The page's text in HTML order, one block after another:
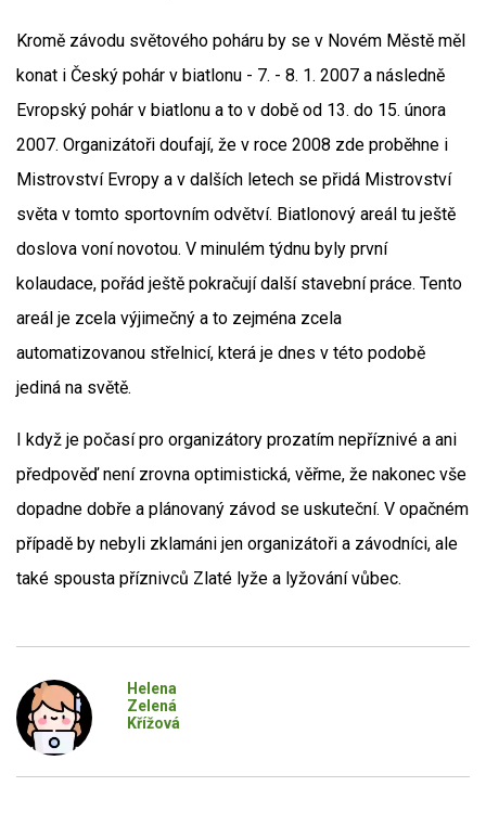
Kromě závodu světového poháru by se v Novém Městě měl
konat i Český pohár v biatlonu - 7. - 8. 1. 2007 a následně
Evropský pohár v biatlonu a to v době od 13. do 15. února
2007. Organizátoři doufají, že v roce 2008 zde proběhne i
Mistrovství Evropy a v dalších letech se přidá Mistrovství
světa v tomto sportovním odvětví. Biatlonový areál tu ještě
doslova voní novotou. V minulém týdnu byly první
kolaudace, pořád ještě pokračují další stavební práce. Tento
areál je zcela výjimečný a to zejména zcela
automatizovanou střelnicí, která je dnes v této podobě
jediná na světě.
I když je počasí pro organizátory prozatím nepříznivé a ani
předpověď není zrovna optimistická, věřme, že nakonec vše
dopadne dobře a plánovaný závod se uskuteční. V opačném
případě by nebyli zklamáni jen organizátoři a závodníci, ale
také spousta příznivců Zlaté lyže a lyžování vůbec.
Helena
Zelená
Křížová